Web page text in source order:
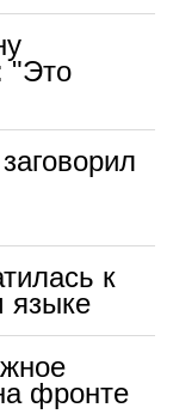
"Это
к
языке
фронте